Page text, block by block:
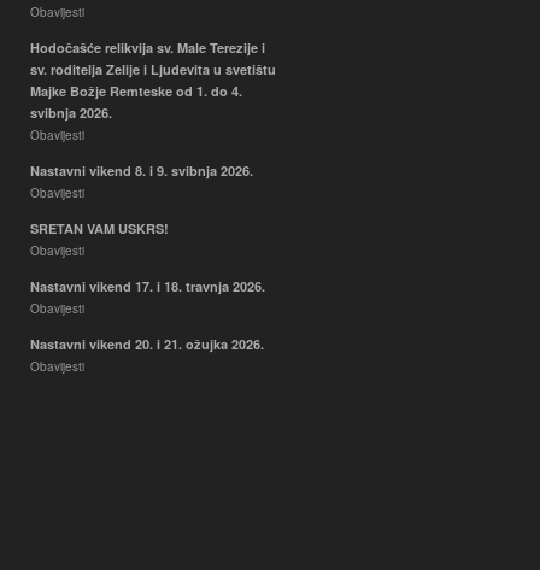
Obavijesti
Hodočašće relikvija sv. Male Terezije i
sv. roditelja Zelije i Ljudevita u svetištu
Majke Božje Remteske od 1. do 4.
svibnja 2026.
Obavijesti
Nastavni vikend 8. i 9. svibnja 2026.
Obavijesti
SRETAN VAM USKRS!
Obavijesti
Nastavni vikend 17. i 18. travnja 2026.
Obavijesti
Nastavni vikend 20. i 21. ožujka 2026.
Obavijesti